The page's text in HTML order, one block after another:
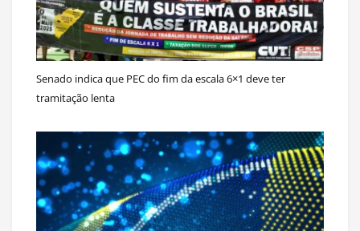
Senado indica que PEC do fim da escala 6×1 deve ter
tramitação lenta